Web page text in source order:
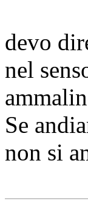
devo
nel
Se
non si